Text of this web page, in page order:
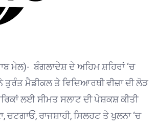
ਮੇਲ)- ਬੰਗਲਾਦੇਸ਼ ਦੇ ਅਹਿਮ ਸ਼ਹਿਰਾਂ ‘ਚ
ਤੁਰੰਤ ਮੈਡੀਕਲ ਤੇ ਵਿਦਿਆਰਥੀ ਵੀਜ਼ਾ ਦੀ ਲੋੜ
ਲਈ ਸੀਮਤ ਸਲਾਟ ਦੀ ਪੇਸ਼ਕਸ਼ ਕੀਤੀ
ਚਟਗਾਓਂ, ਰਾਜਸ਼ਾਹੀ, ਸਿਲਹਟ ਤੇ ਖੁਲਨਾ ‘ਚ